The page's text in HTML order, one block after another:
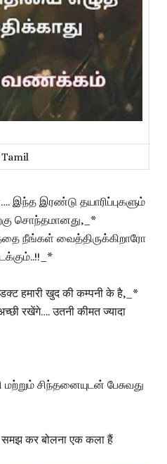
இரண்டு தயாரிப்புகளும்
சொந்தமானது,_*
நீங்கள் வைத்திருக்கிறாரோ
हमारी खुद की कम्पनी के है,_*
रखेंगे…. उतनी कीमत ज्यादा
சிந்தனையுடன் பேசுவது
समझ कर बोलना एक कला हैं